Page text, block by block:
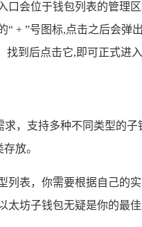
会位于钱包列表的管理
+ ”号图标,点击之后会弹
找到后点击它,即可正式进入
，支持多种不同类型的
放。
表，你需要根据自己的
坊子钱包无疑是你的最